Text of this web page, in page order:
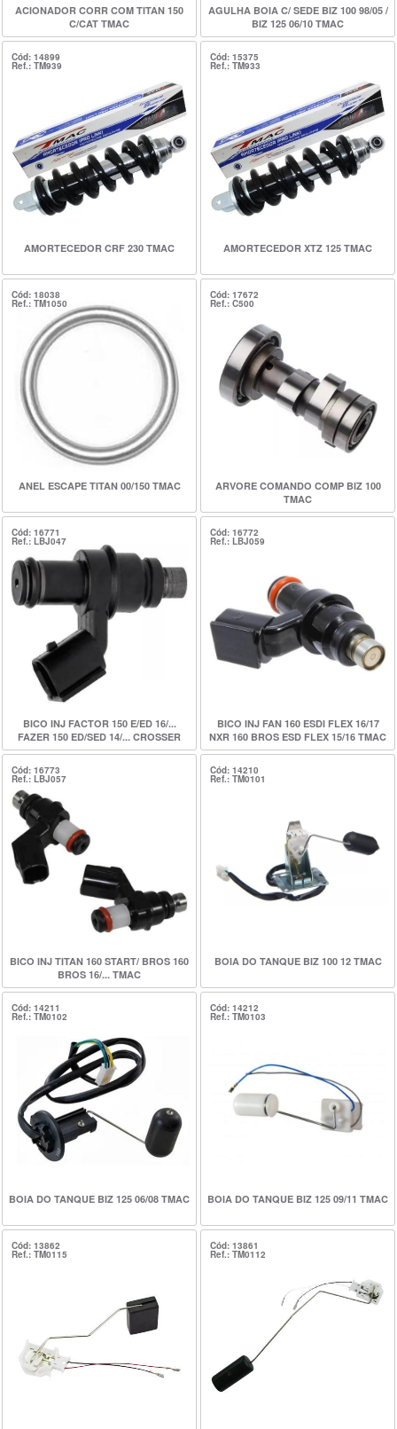
ACIONADOR CORR COM TITAN 150
C/CAT TMAC
AGULHA BOIA C/ SEDE BIZ 100 98/05 /
BIZ 125 06/10 TMAC
Cód: 14899
Ref.: TM939
AMORTECEDOR CRF 230 TMAC
Cód: 15375
Ref.: TM933
AMORTECEDOR XTZ 125 TMAC
Cód: 18038
Ref.: TM1050
ANEL ESCAPE TITAN 00/150 TMAC
Cód: 17672
Ref.: C500
ARVORE COMANDO COMP BIZ 100
TMAC
Cód: 16771
Ref.: LBJ047
BICO INJ FACTOR 150 E/ED 16/...
FAZER 150 ED/SED 14/... CROSSER
E/ED 14/17 TMAC
Cód: 16772
Ref.: LBJ059
BICO INJ FAN 160 ESDI FLEX 16/17
NXR 160 BROS ESD FLEX 15/16 TMAC
Cód: 16773
Ref.: LBJ057
BICO INJ TITAN 160 START/ BROS 160
BROS 16/... TMAC
Cód: 14210
Ref.: TM0101
BOIA DO TANQUE BIZ 100 12 TMAC
Cód: 14211
Ref.: TM0102
BOIA DO TANQUE BIZ 125 06/08 TMAC
Cód: 14212
Ref.: TM0103
BOIA DO TANQUE BIZ 125 09/11 TMAC
Cód: 13862
Ref.: TM0115
Cód: 13861
Ref.: TM0112